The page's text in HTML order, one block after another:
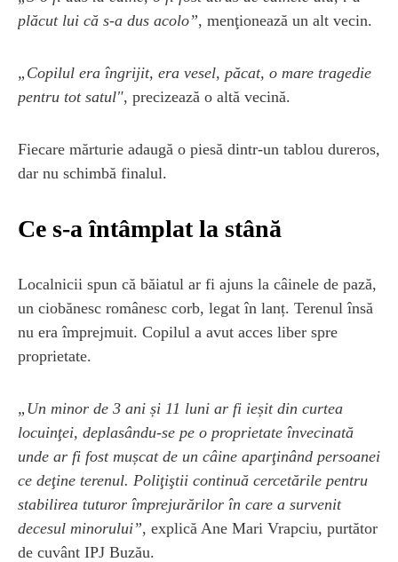
plăcut lui că s-a dus acolo”, menţionează un alt vecin.
„Copilul era îngrijit, era vesel, păcat, o mare tragedie
pentru tot satul", precizează o altă vecină.
Fiecare mărturie adaugă o piesă dintr-un tablou dureros,
dar nu schimbă finalul.
Ce s-a întâmplat la stână
Localnicii spun că băiatul ar fi ajuns la câinele de pază,
un ciobănesc românesc corb, legat în lanț. Terenul însă
nu era împrejmuit. Copilul a avut acces liber spre
proprietate.
„Un minor de 3 ani și 11 luni ar fi ieșit din curtea
locuinţei, deplasându-se pe o proprietate învecinată
unde ar fi fost mușcat de un câine aparţinând persoanei
ce deţine terenul. Poliţiştii continuă cercetările pentru
stabilirea tuturor împrejurărilor în care a survenit
decesul minorului”, explică Ane Mari Vrapciu, purtător
de cuvânt IPJ Buzău.